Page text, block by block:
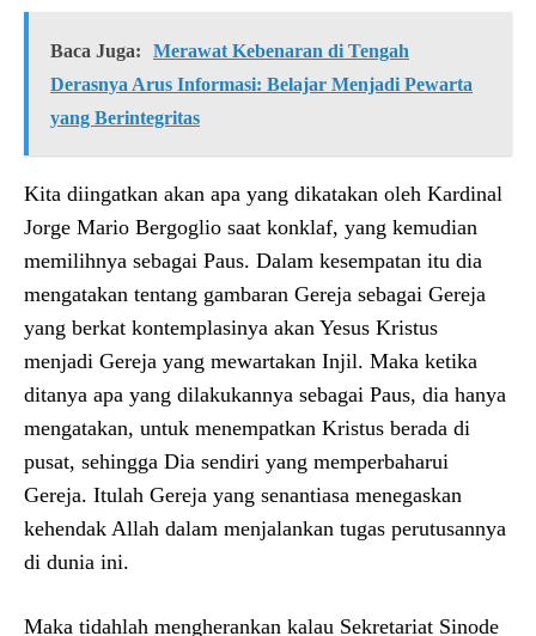
Baca Juga:
Merawat Kebenaran di Tengah
Derasnya Arus Informasi: Belajar Menjadi Pewarta
yang Berintegritas
Kita diingatkan akan apa yang dikatakan oleh Kardinal
Jorge Mario Bergoglio saat konklaf, yang kemudian
memilihnya sebagai Paus. Dalam kesempatan itu dia
mengatakan tentang gambaran Gereja sebagai Gereja
yang berkat kontemplasinya akan Yesus Kristus
menjadi Gereja yang mewartakan Injil. Maka ketika
ditanya apa yang dilakukannya sebagai Paus, dia hanya
mengatakan, untuk menempatkan Kristus berada di
pusat, sehingga Dia sendiri yang memperbaharui
Gereja. Itulah Gereja yang senantiasa menegaskan
kehendak Allah dalam menjalankan tugas perutusannya
di dunia ini.
Maka tidahlah mengherankan kalau Sekretariat Sinode